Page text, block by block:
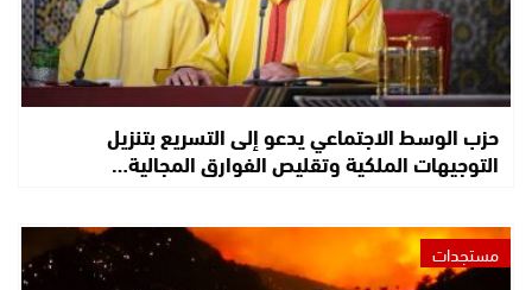
حزب الوسط الاجتماعي يدعو إلى التسريع بتنزيل
التوجيهات الملكية وتقليص الفوارق المجالية…
مستجدات